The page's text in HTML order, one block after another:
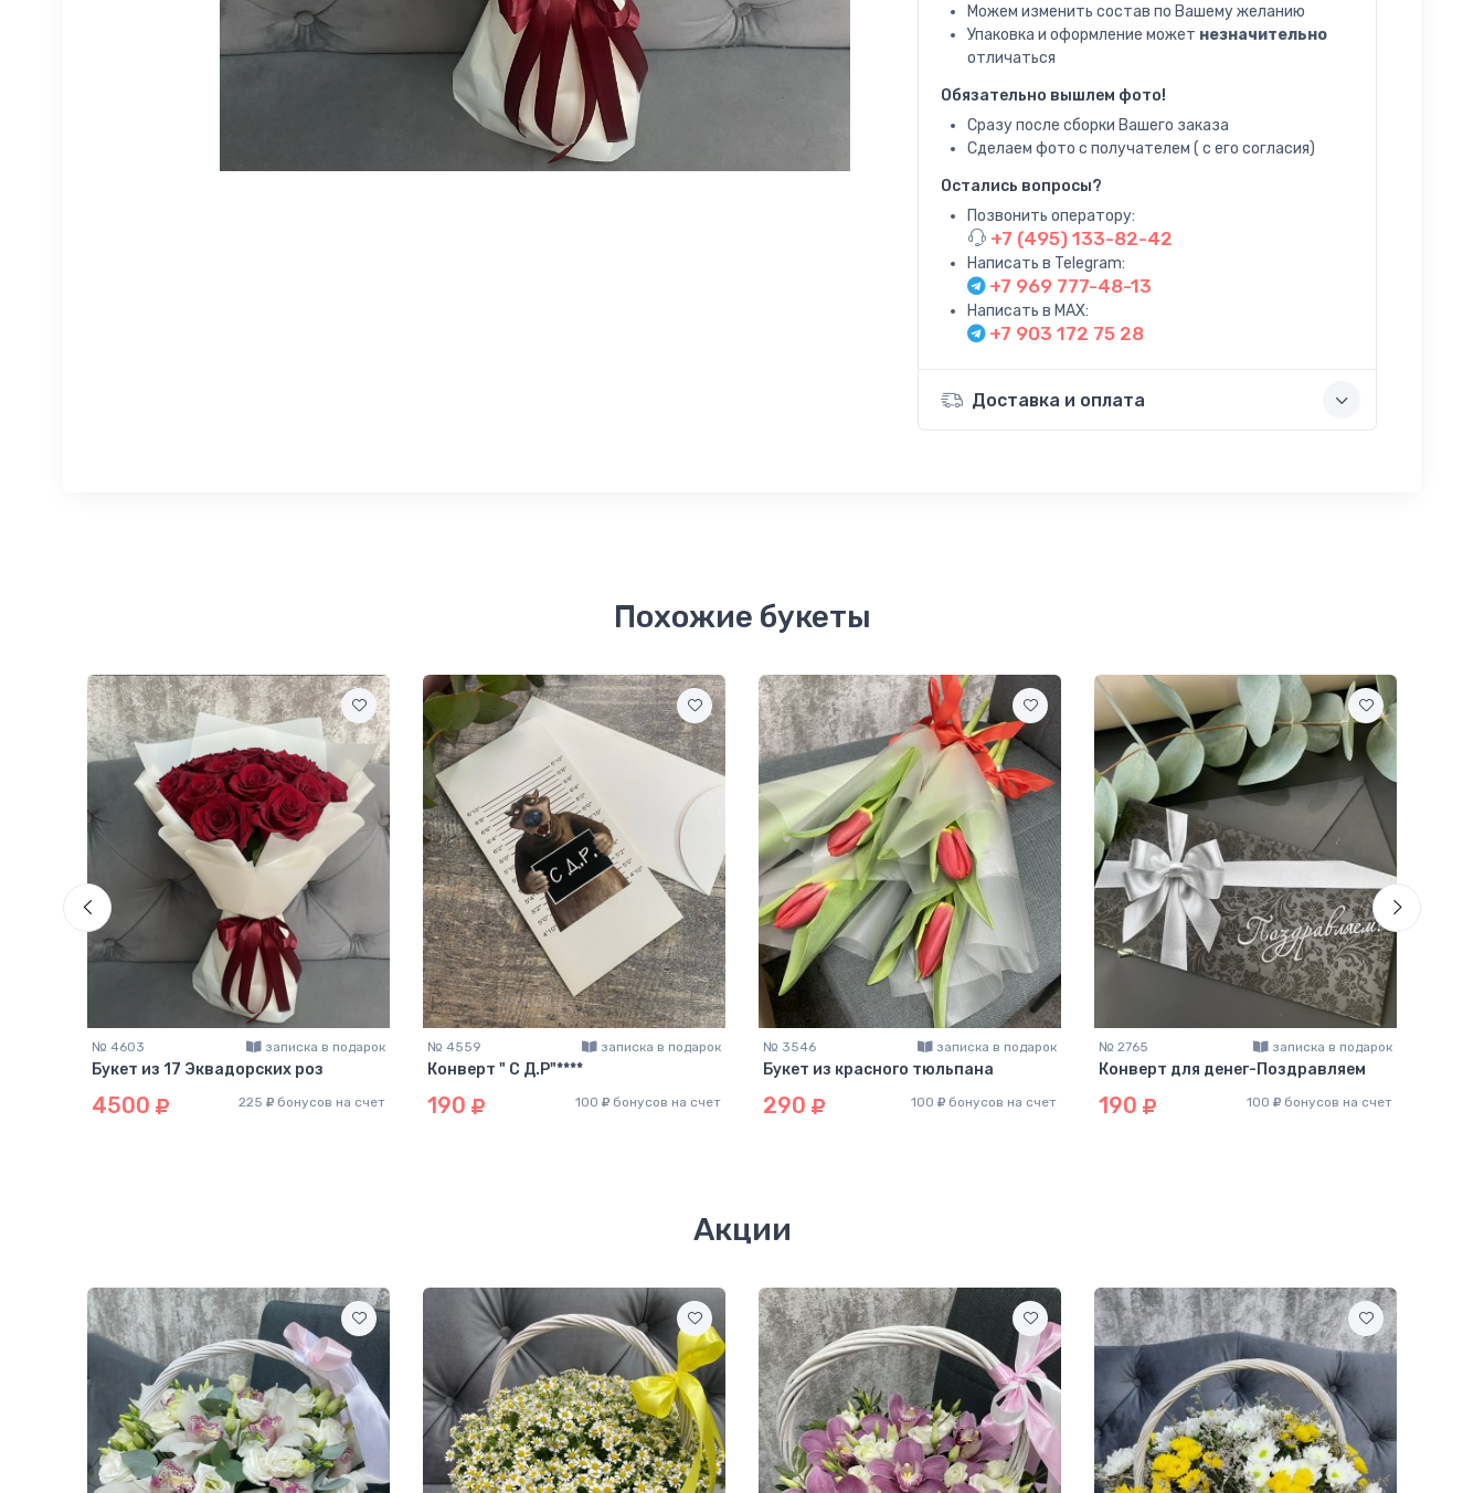
Можем изменить состав по Вашему желанию
Упаковка и оформление может незначительно
отличаться
Обязательно вышлем фото!
Сразу после сборки Вашего заказа
Сделаем фото с получателем ( с его согласия)
Остались вопросы?
Позвонить оператору:
+7 (495) 133-82-42
Написать в Telegram:
+7 969 777-48-13
Написать в MAX:
+7 903 172 75 28
Доставка и оплата
Похожие букеты
№ 4603 записка в подарок
Букет из 17 Эквадорских роз
4500 225 бонусов на счет
№ 4559 записка в подарок
Конверт " С Д.Р"****
190 100 бонусов на счет
№ 3546 записка в подарок
Букет из красного тюльпана
290 100 бонусов на счет
№ 2765 записка в подарок
Конверт для денег-Поздравляем
190 100 бонусов на счет
Акции